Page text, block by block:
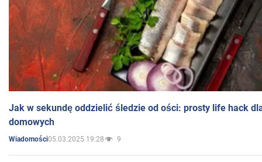
Jak w sekundę oddzielić śledzie od ości: prosty life hack
domowych
Wiadomości05.03.2025 19:28 9